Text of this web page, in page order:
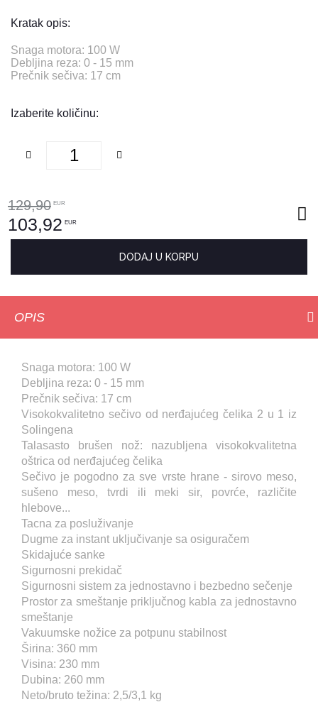
Kratak opis:
Snaga motora: 100 W
Debljina reza: 0 - 15 mm
Prečnik sečiva: 17 cm
Izaberite količinu:
129,90 EUR
103,92 EUR
DODAJ U KORPU
OPIS
Snaga motora: 100 W
Debljina reza: 0 - 15 mm
Prečnik sečiva: 17 cm
Visokokvalitetno sečivo od nerđajućeg čelika 2 u 1 iz
Solingena
Talasasto brušen nož: nazubljena visokokvalitetna
oštrica od nerđajućeg čelika
Sečivo je pogodno za sve vrste hrane - sirovo meso,
sušeno meso, tvrdi ili meki sir, povrće, različite
hlebove...
Tacna za posluživanje
Dugme za instant uključivanje sa osiguračem
Skidajuće sanke
Sigurnosni prekidač
Sigurnosni sistem za jednostavno i bezbedno sečenje
Prostor za smeštanje priključnog kabla za jednostavno
smeštanje
Vakuumske nožice za potpunu stabilnost
Širina: 360 mm
Visina: 230 mm
Dubina: 260 mm
Neto/bruto težina: 2,5/3,1 kg